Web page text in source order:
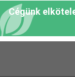
Cégünk